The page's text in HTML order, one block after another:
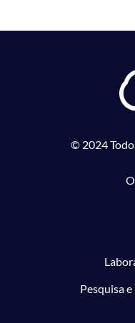
© 2024
Pesquisa